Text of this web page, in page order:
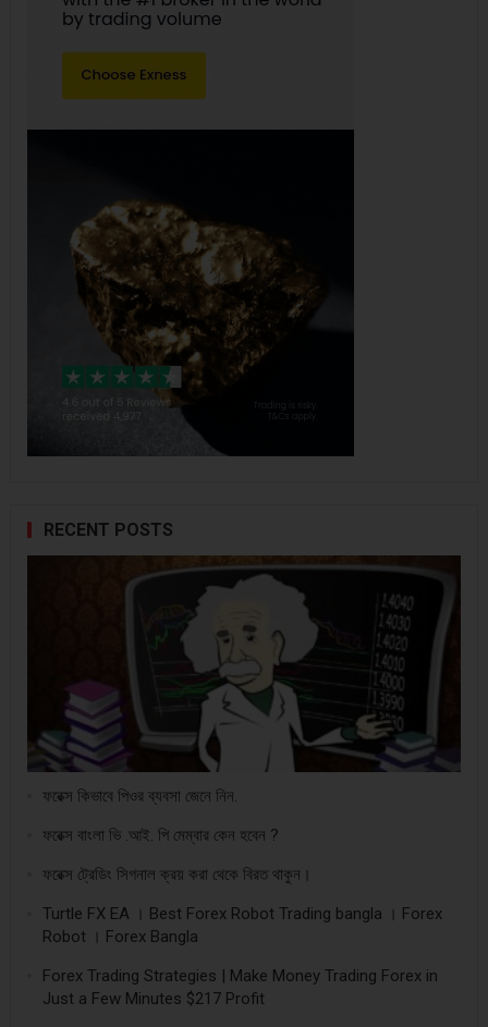
RECENT POSTS
ফরেক্স কিভাবে পিওর ব্যবসা জেনে নিন.
ফরেক্স বাংলা ভি .আই. পি মেম্বার কেন হবেন ?
ফরেক্স ট্রেডিং সিগনাল ক্রয় করা থেকে বিরত থাকুন।
Turtle FX EA । Best Forex Robot Trading bangla । Forex
Robot । Forex Bangla
Forex Trading Strategies | Make Money Trading Forex in
Just a Few Minutes $217 Profit